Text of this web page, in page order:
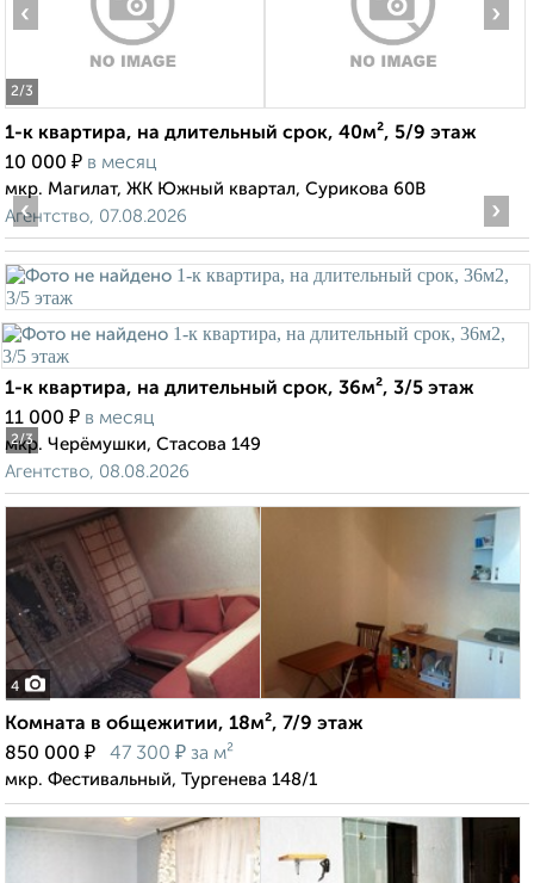
2/3
‹ ›
1-к квартира, на длительный срок, 40м², 5/9 этаж
10 000 ₽ в месяц
мкр. Магилат, ЖК Южный квартал, Сурикова 60В
Агентство, 07.08.2026
2/3
‹ ›
1-к квартира, на длительный срок, 36м², 3/5 этаж
11 000 ₽ в месяц
мкр. Черёмушки, Стасова 149
Агентство, 08.08.2026
4
Комната в общежитии, 18м², 7/9 этаж
850 000 ₽ 47 300 ₽ за м²
мкр. Фестивальный, Тургенева 148/1